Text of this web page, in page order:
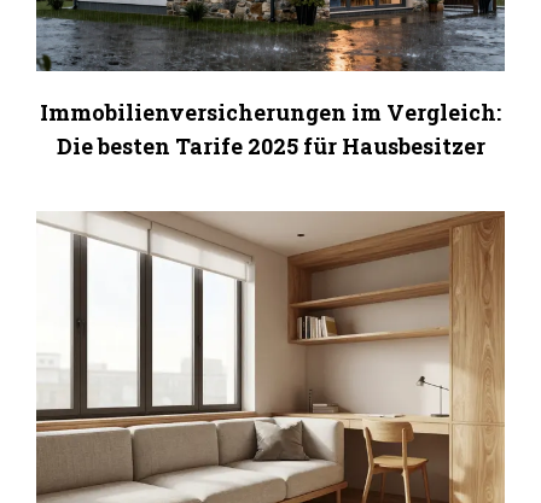
Immobilienversicherungen im Vergleich:
Die besten Tarife 2025 für Hausbesitzer